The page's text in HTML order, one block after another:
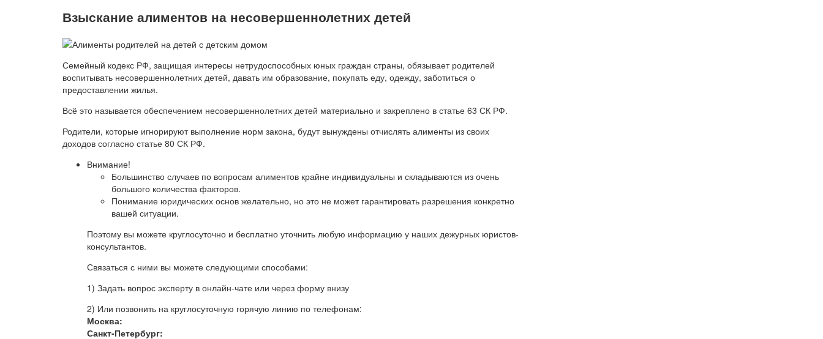
Взыскание алиментов на несовершеннолетних детей
Семейный кодекс РФ, защищая интересы нетрудоспособных юных граждан страны, обязывает родителей
воспитывать несовершеннолетних детей, давать им образование, покупать еду, одежду, заботиться о
предоставлении жилья.
Всё это называется обеспечением несовершеннолетних детей материально и закреплено в статье 63 СК РФ.
Родители, которые игнорируют выполнение норм закона, будут вынуждены отчислять алименты из своих
доходов согласно статье 80 СК РФ.
Внимание!
Большинство случаев по вопросам алиментов крайне индивидуальны и складываются из очень
большого количества факторов.
Понимание юридических основ желательно, но это не может гарантировать разрешения конкретно
вашей ситуации.
Поэтому вы можете круглосуточно и бесплатно уточнить любую информацию у наших дежурных юристов-
консультантов.
Связаться с ними вы можете следующими способами:
1) Задать вопрос эксперту в онлайн-чате или через форму внизу
2) Или позвонить на круглосуточную горячую линию по телефонам:
Москва:
Санкт-Петербург: